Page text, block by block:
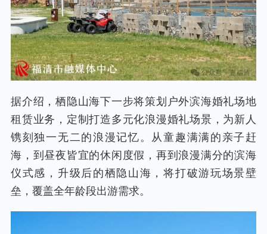
据介绍，栖隐山海下一步将策划户外滨海婚礼场地
租赁业务，定制打造多元化浪漫婚礼场景，为新人
镌刻独一无二的浪漫记忆。从童趣满满的亲子赶
海，到昼夜皆宜的休闲度假，再到浪漫满分的滨海
仪式感，升级后的栖隐山海，将打破游玩场景壁
垒，覆盖全年龄段出游需求。